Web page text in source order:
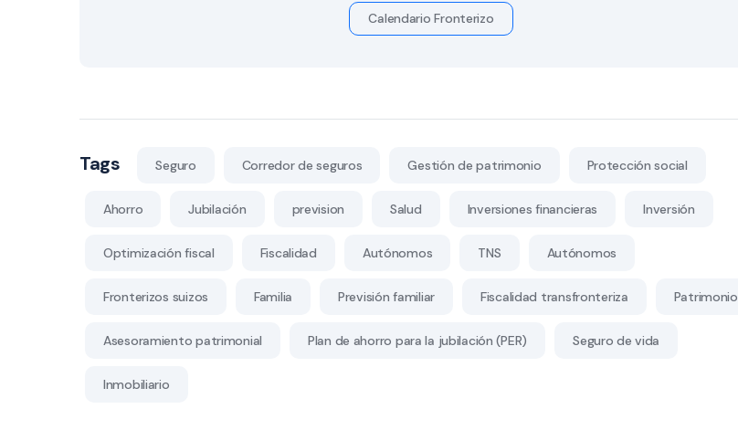
Calendario Fronterizo
Tags Seguro Corredor de seguros Gestión de patrimonio Protección social
Ahorro Jubilación prevision Salud Inversiones financieras Inversión
Optimización fiscal Fiscalidad Autónomos TNS Autónomos
Fronterizos suizos Familia Previsión familiar Fiscalidad transfronteriza Patrimonio
Asesoramiento patrimonial Plan de ahorro para la jubilación (PER) Seguro de vida
Inmobiliario